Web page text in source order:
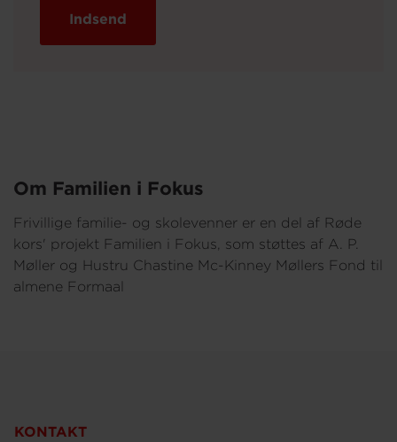
Indsend
Om Familien i Fokus
Frivillige familie- og skolevenner er en del af Røde
kors' projekt Familien i Fokus, som støttes af A. P.
Møller og Hustru Chastine Mc-Kinney Møllers Fond til
almene Formaal
KONTAKT